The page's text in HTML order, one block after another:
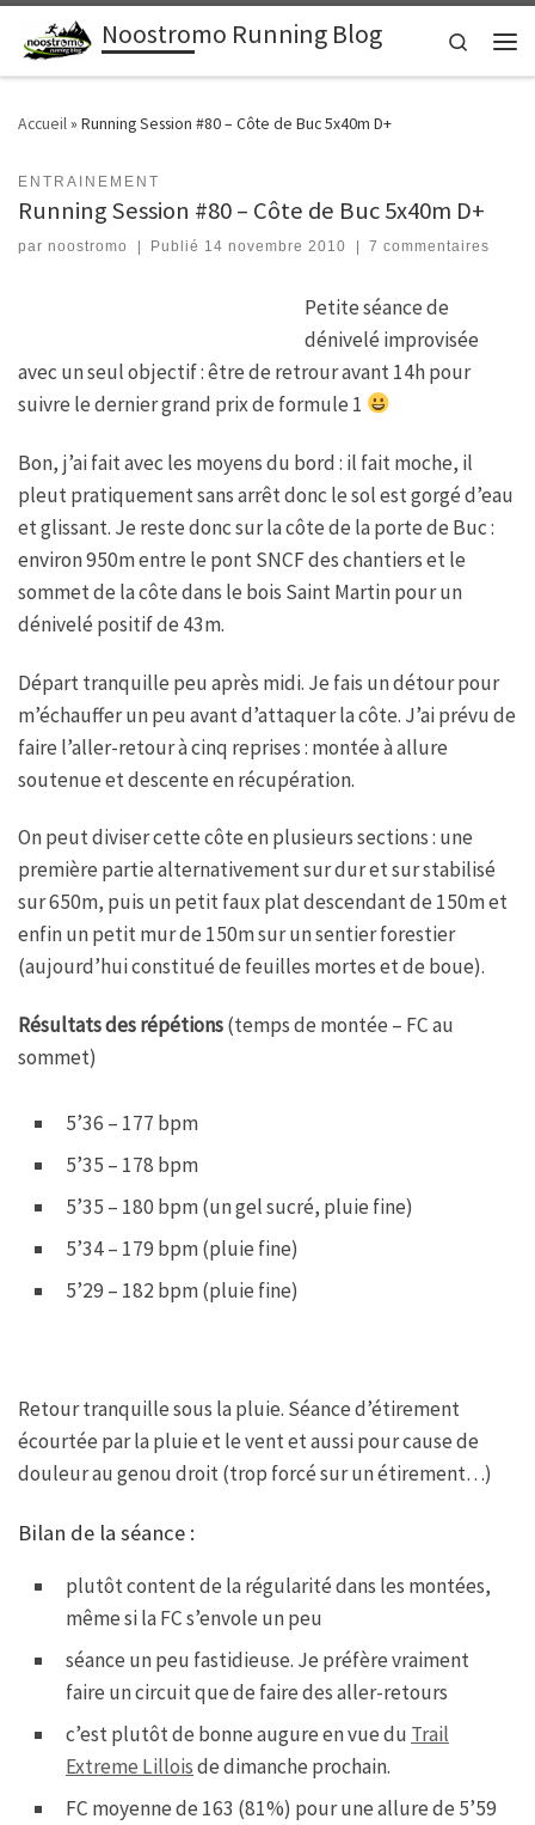
Passer au contenuNoostromo Running Blog
Search
Accueil» Running Session #80 – Côte de Buc 5x40m D+
ENTRAINEMENT
Running Session #80 – Côte de Buc 5x40m D+
par noostromo Publié 14 novembre 2010 7 commentaires
Petite séance de
dénivelé improvisée
avec un seul objectif : être de retrour avant 14h pour
suivre le dernier grand prix de formule 1
Bon, j’ai fait avec les moyens du bord : il fait moche, il
pleut pratiquement sans arrêt donc le sol est gorgé d’eau
et glissant. Je reste donc sur la côte de la porte de Buc :
environ 950m entre le pont SNCF des chantiers et le
sommet de la côte dans le bois Saint Martin pour un
dénivelé positif de 43m.
Départ tranquille peu après midi. Je fais un détour pour
m’échauffer un peu avant d’attaquer la côte. J’ai prévu de
faire l’aller-retour à cinq reprises : montée à allure
soutenue et descente en récupération.
On peut diviser cette côte en plusieurs sections : une
première partie alternativement sur dur et sur stabilisé
sur 650m, puis un petit faux plat descendant de 150m et
enfin un petit mur de 150m sur un sentier forestier
(aujourd’hui constitué de feuilles mortes et de boue).
Résultats des répétions(temps de montée – FC au
sommet)
5’36 – 177 bpm
5’35 – 178 bpm
5’35 – 180 bpm (un gel sucré, pluie fine)
5’34 – 179 bpm (pluie fine)
5’29 – 182 bpm (pluie fine)
Retour tranquille sous la pluie. Séance d’étirement
écourtée par la pluie et le vent et aussi pour cause de
douleur au genou droit (trop forcé sur un étirement…)
Bilan de la séance :
plutôt content de la régularité dans les montées,
même si la FC s’envole un peu
séance un peu fastidieuse. Je préfère vraiment
faire un circuit que de faire des aller-retours
c’est plutôt de bonne augure en vue du Trail
Extreme Lilloisde dimanche prochain.
FC moyenne de 163 (81%) pour une allure de 5’59